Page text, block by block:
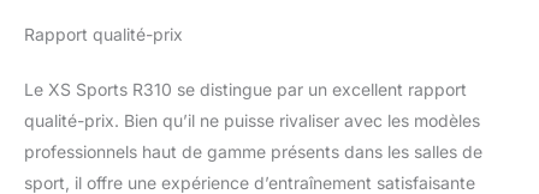
Rapport qualité-prix
Le XS Sports R310 se distingue par un excellent rapport
qualité-prix. Bien qu’il ne puisse rivaliser avec les modèles
professionnels haut de gamme présents dans les salles de
sport, il offre une expérience d’entraînement satisfaisante